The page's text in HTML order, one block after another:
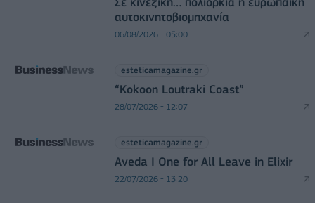
αυτοκινητοβιομηχανία
06/08/2026 - 05:00
esteticamagazine.gr
“Kokoon Loutraki Coast”
28/07/2026 - 12:07
esteticamagazine.gr
Aveda I One for All Leave in Elixir
22/07/2026 - 13:20